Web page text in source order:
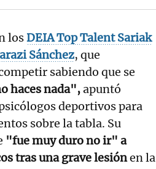
losDEIA Top Talent Sariak
Sánchez, que
sabiendo que se
haces nada",apuntó
deportivos para
sobre la tabla. Su
"fue muy duro no ir" a
tras una grave lesiónen la